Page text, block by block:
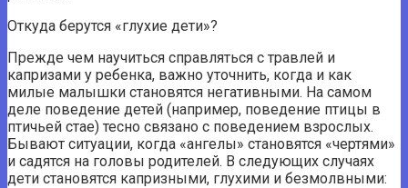
Откуда берутся «глухие дети»?
Прежде чем научиться справляться с травлей и
капризами у ребенка, важно уточнить, когда и как
милые малышки становятся негативными. На самом
деле поведение детей (например, поведение птицы в
птичьей стае) тесно связано с поведением взрослых.
Бывают ситуации, когда «ангелы» становятся «чертями»
и садятся на головы родителей. В следующих случаях
дети становятся капризными, глухими и безмолвными: